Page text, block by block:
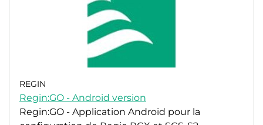
REGIN
Regin:GO - Android version
Regin:GO - Application Android pour la